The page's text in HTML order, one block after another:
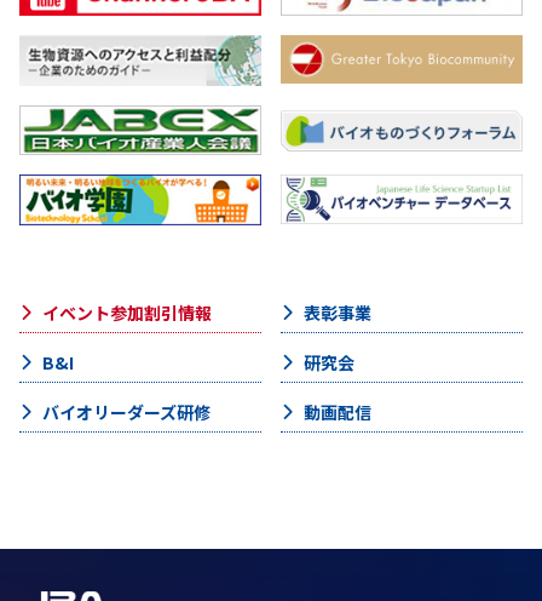
イベント参加割引情報 表彰事業
B&I 研究会
バイオリーダーズ研修 動画配信